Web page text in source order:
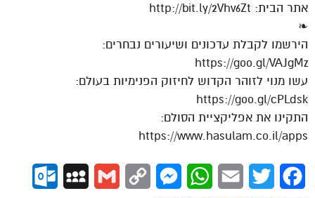
אתר הבית: http://bit.ly/2Vhv6Zt
❧
הירשמו לקבלת עדכונים ושיעורים נבחרים:
https://goo.gl/VAJgMz
עשו מנוי לזוהר הקדוש לחיזוק הפנימיות בעולם:
https://goo.gl/cPLdsk
התקינו את אפליקציית הסולם:
https://www.hasulam.co.il/apps
Facebook
Twitter
Email
WhatsApp
Messenger
Copy
Gmail
MySpace